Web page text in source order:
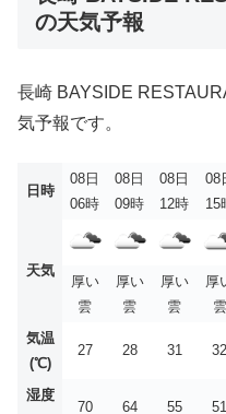
の天気予報
長崎 BAYSIDE
気予報です。
日時
08日
06時
08日
09時
08日
12時
08
15
天気
厚い
雲
厚い
雲
厚い
雲
厚
雲
気温
(℃)
27 28 31 32
湿度
70 64 55 51